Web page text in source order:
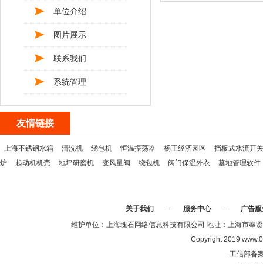
单位介绍
图片展示
联系我们
系统管理
友情链接
上海不锈钢水箱 清洗机 绕包机 恒温振荡器 杨王经济园区
挡板式水流开关
炉
起动机机壳 地坪研磨机 变风量阀 绕包机 阀门保温外衣 墓地管理软件
关于我们 - 服务中心 -
广告
维护单位：上海瑰石网络信息科技有限公司 地址：上海市
Copyright 2019
工信部备